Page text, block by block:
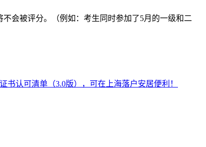
会被评分。（例如：考生同时参加了5月的一级和二
认可清单（3.0版），可在上海落户安居便利！